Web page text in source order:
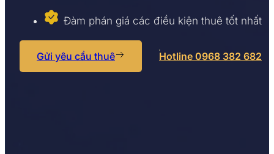
Đàm phán giá các điều kiện thuê tốt nhất
Gửi yêu cầu thuê Hotline 0968 382 682